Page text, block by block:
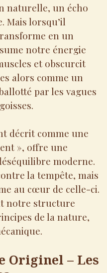
naturelle, un écho
Mais lorsqu’il
en un
notre énergie
et obscurcit
alors comme un
par les vagues
décrit comme une
», offre une
moderne.
la tempête, mais
au cœur de celle-ci.
notre structure
de la nature,
Originel – Les